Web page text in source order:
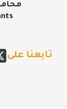
تابعنا على